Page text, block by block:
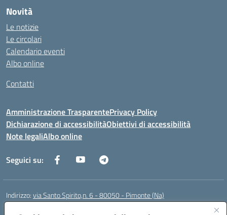
Novità
Le notizie
Le circolari
Calendario eventi
Albo online
Contatti
Amministrazione TrasparentePrivacy Policy
Dichiarazione di accessibilitàObiettivi di accessibilità
Note legaliAlbo online
Seguici su:
Indirizzo:via Santo Spirito,n. 6 - 80050 - Pimonte (Na)
Centralino: